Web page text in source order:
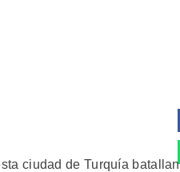
ciudad de Turquía